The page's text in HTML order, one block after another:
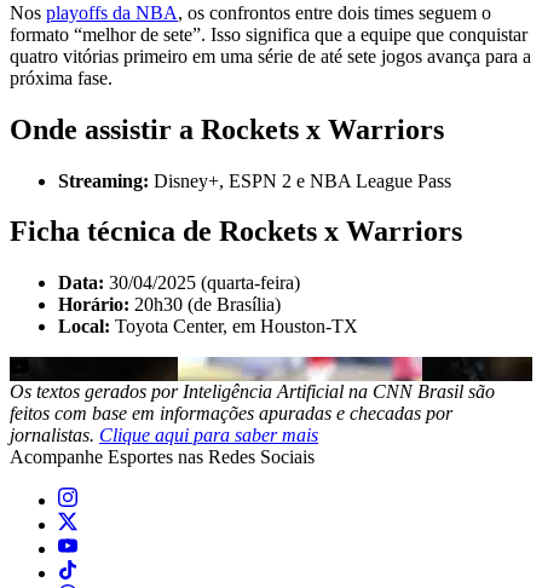
Nos playoffs da NBA, os confrontos entre dois times seguem o
formato “melhor de sete”. Isso significa que a equipe que conquistar
quatro vitórias primeiro em uma série de até sete jogos avança para a
próxima fase.
Onde assistir a Rockets x Warriors
Streaming: Disney+, ESPN 2 e NBA League Pass
Ficha técnica de Rockets x Warriors
Data: 30/04/2025 (quarta-feira)
Horário: 20h30 (de Brasília)
Local: Toyota Center, em Houston-TX
Os textos gerados por Inteligência Artificial na CNN Brasil são
feitos com base em informações apuradas e checadas por
jornalistas. Clique aqui para saber mais
Acompanhe Esportes nas Redes Sociais